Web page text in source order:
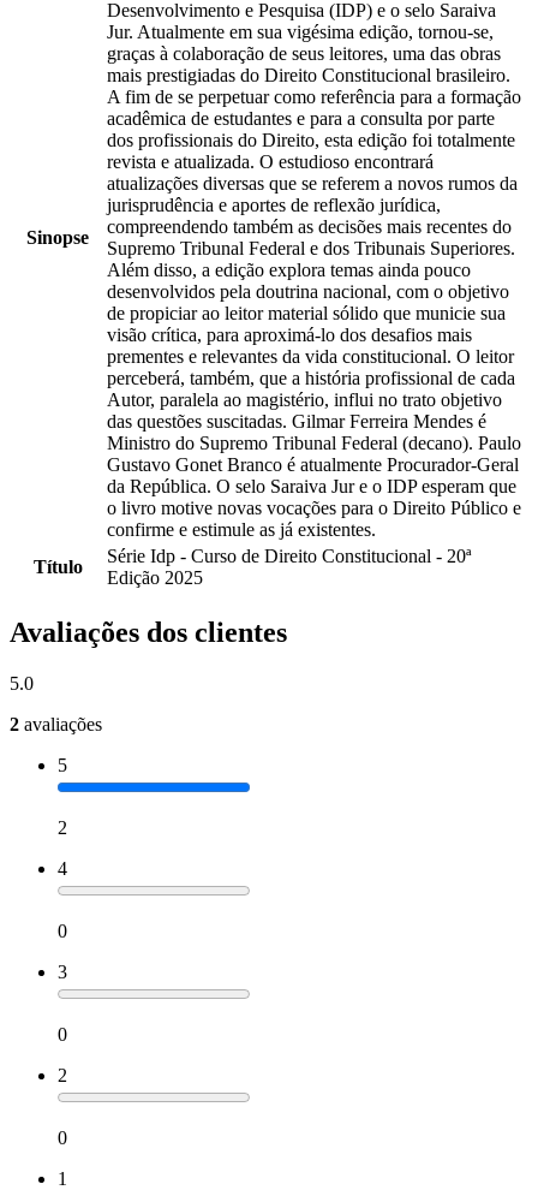
Sinopse
Desenvolvimento e Pesquisa (IDP) e o selo Saraiva
Jur. Atualmente em sua vigésima edição, tornou-se,
graças à colaboração de seus leitores, uma das obras
mais prestigiadas do Direito Constitucional brasileiro.
A fim de se perpetuar como referência para a formação
acadêmica de estudantes e para a consulta por parte
dos profissionais do Direito, esta edição foi totalmente
revista e atualizada. O estudioso encontrará
atualizações diversas que se referem a novos rumos da
jurisprudência e aportes de reflexão jurídica,
compreendendo também as decisões mais recentes do
Supremo Tribunal Federal e dos Tribunais Superiores.
Além disso, a edição explora temas ainda pouco
desenvolvidos pela doutrina nacional, com o objetivo
de propiciar ao leitor material sólido que municie sua
visão crítica, para aproximá-lo dos desafios mais
prementes e relevantes da vida constitucional. O leitor
perceberá, também, que a história profissional de cada
Autor, paralela ao magistério, influi no trato objetivo
das questões suscitadas. Gilmar Ferreira Mendes é
Ministro do Supremo Tribunal Federal (decano). Paulo
Gustavo Gonet Branco é atualmente Procurador-Geral
da República. O selo Saraiva Jur e o IDP esperam que
o livro motive novas vocações para o Direito Público e
confirme e estimule as já existentes.
Título
Série Idp - Curso de Direito Constitucional - 20ª
Edição 2025
Avaliações dos clientes
5.0
2 avaliações
5
2
4
0
3
0
2
0
1